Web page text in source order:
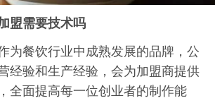
盟需要技术吗
为餐饮行业中成熟发展的品牌，公
经验和生产经验，会为加盟商提供
全面提高每一位创业者的制作能